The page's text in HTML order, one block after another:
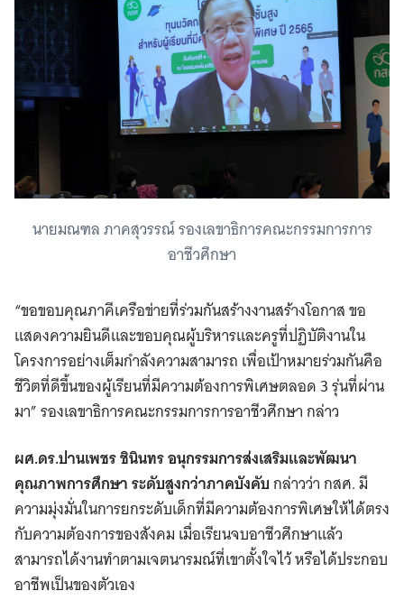
นายมณฑล ภาคสุวรรณ์ รองเลขาธิการคณะกรรมการการ
อาชีวศึกษา
“ขอขอบคุณภาคีเครือข่ายที่ร่วมกันสร้างงานสร้างโอกาส ขอ
แสดงความยินดีและขอบคุณผู้บริหารและครูที่ปฏิบัติงานใน
โครงการอย่างเต็มกำลังความสามารถ เพื่อเป้าหมายร่วมกันคือ
ชีวิตที่ดีขึ้นของผู้เรียนที่มีความต้องการพิเศษตลอด 3 รุ่นที่ผ่าน
มา” รองเลขาธิการคณะกรรมการการอาชีวศึกษา กล่าว
ผศ.ดร.ปานเพชร ชินินทร อนุกรรมการส่งเสริมและพัฒนา
คุณภาพการศึกษา ระดับสูงกว่าภาคบังคับกล่าวว่า กสศ. มี
ความมุ่งมั่นในการยกระดับเด็กที่มีความต้องการพิเศษให้ได้ตรง
กับความต้องการของสังคม เมื่อเรียนจบอาชีวศึกษาแล้ว
สามารถได้งานทำตามเจตนารมณ์ที่เขาตั้งใจไว้ หรือได้ประกอบ
อาชีพเป็นของตัวเอง